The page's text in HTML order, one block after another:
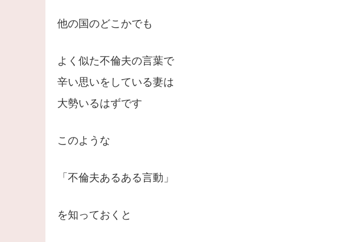
他の国のどこかでも
よく似た不倫夫の言葉で
辛い思いをしている妻は
大勢いるはずです
このような
「不倫夫あるある言動」
を知っておくと